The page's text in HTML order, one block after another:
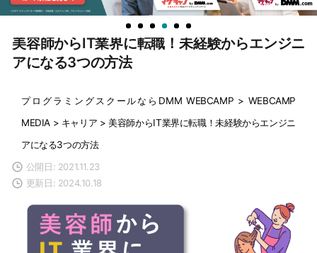
美容師からIT業界に転職！未経験からエンジニ
アになる3つの方法
プログラミングスクールならDMM WEBCAMP > WEBCAMP
MEDIA > キャリア >美容師からIT業界に転職！未経験からエンジニ
アになる3つの方法
公開日: 2021.11.23
更新日: 2024.10.18